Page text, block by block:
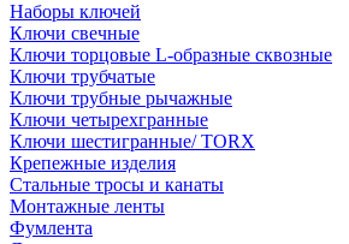
Наборы ключей
Ключи свечные
Ключи торцовые L-образные сквозные
Ключи трубчатые
Ключи трубные рычажные
Ключи четырехгранные
Ключи шестигранные/ TORX
Крепежные изделия
Стальные тросы и канаты
Монтажные ленты
Фумлента